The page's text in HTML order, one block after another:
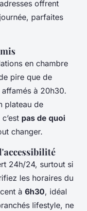
offrent
parfaites
en chambre
pire que de
à 20h30.
plateau de
pas de quoi
changer.
24h/24, surtout si
les horaires du
à 6h30, idéal
lifestyle, ne